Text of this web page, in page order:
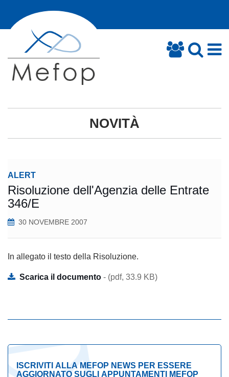
NOVITÀ
ALERT
Risoluzione dell'Agenzia delle Entrate
346/E
30 NOVEMBRE 2007
In allegato il testo della Risoluzione.
Scarica il documento - (pdf, 33.9 KB)
ISCRIVITI ALLA MEFOP NEWS PER ESSERE
AGGIORNATO SUGLI APPUNTAMENTI MEFOP